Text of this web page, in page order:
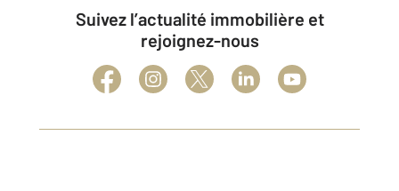
Suivez l’actualité immobilière et
rejoignez-nous